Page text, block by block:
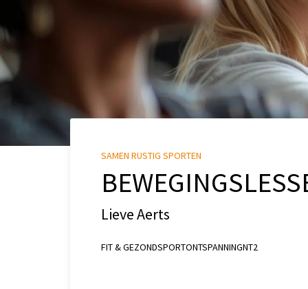
Lieve Aerts
SAMEN RUSTIG SPORTEN
FIT & GEZONDSPORTONTSPANNINGNT2